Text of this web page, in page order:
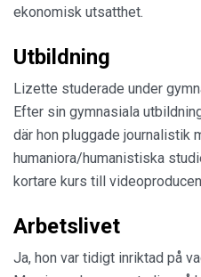
ekonomisk utsatthet.
Utbildning
Lizette studerade under
Efter sin gymnasiala
där hon pluggade journalistik
humaniora/humanistiska
kortare kurs till
Arbetslivet
Ja, hon var tidigt inriktad på